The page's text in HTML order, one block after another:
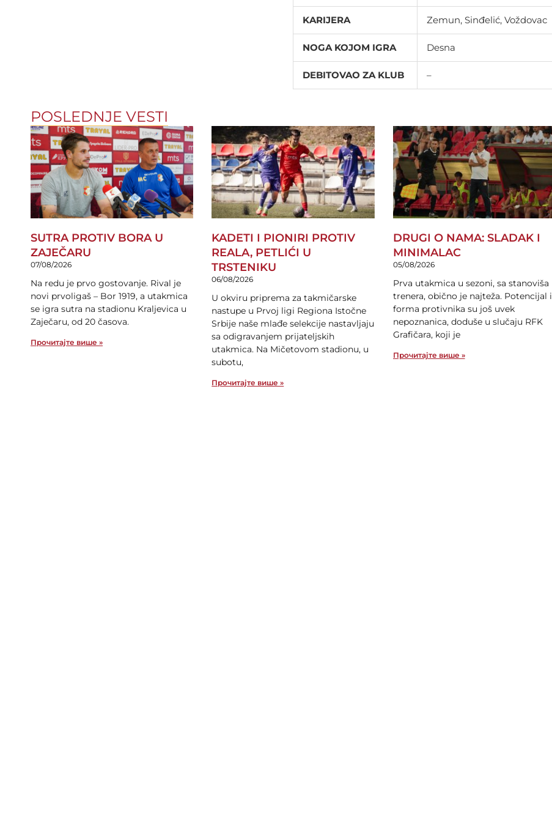
KARIJERA Zemun, Sinđelić, Voždovac
NOGA KOJOM IGRA Desna
DEBITOVAO ZA KLUB –
POSLEDNJE VESTI
SUTRA PROTIV BORA U
ZAJEČARU
07/08/2026
Na redu je prvo gostovanje. Rival je
novi prvoligaš – Bor 1919, a utakmica
se igra sutra na stadionu Kraljevica u
Zaječaru, od 20 časova.
Прочитајте више »
KADETI I PIONIRI PROTIV
REALA, PETLIĆI U
TRSTENIKU
06/08/2026
U okviru priprema za takmičarske
nastupe u Prvoj ligi Regiona Istočne
Srbije naše mlađe selekcije nastavljaju
sa odigravanjem prijateljskih
utakmica. Na Mičetovom stadionu, u
subotu,
Прочитајте више »
DRUGI O NAMA: SLADAK I
MINIMALAC
05/08/2026
Prva utakmica u sezoni, sa stanoviša
trenera, obično je najteža. Potencijal i
forma protivnika su još uvek
nepoznanica, doduše u slučaju RFK
Grafičara, koji je
Прочитајте више »